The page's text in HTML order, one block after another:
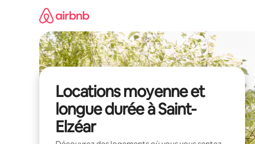
Locations moyenne et
longue durée à Saint-
Elzéar